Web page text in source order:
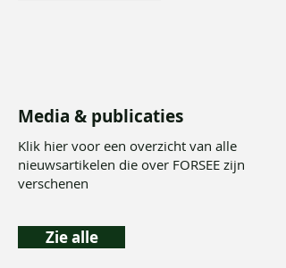
Media & publicaties
Klik hier voor een overzicht van alle
nieuwsartikelen die over FORSEE zijn
verschenen
Zie alle